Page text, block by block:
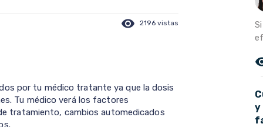
visibility 2196 vistas
por tu médico tratante ya que la dosis
Tu médico verá los factores
tratamiento, cambios automedicados
y